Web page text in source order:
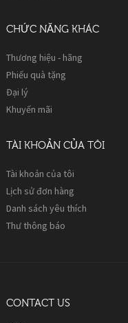
CHỨC NĂNG KHÁC
Thương hiệu - hãng
Phiếu quà tặng
Đại lý
Khuyến mãi
TÀI KHOẢN CỦA TÔI
Tài khoản của tôi
Lịch sử đơn hàng
Danh sách yêu thích
Thư thông báo
CONTACT US